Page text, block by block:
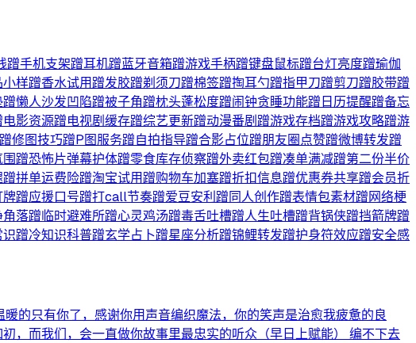
手机支架蹭耳机蹭蓝牙音箱蹭游戏手柄蹭键盘鼠标蹭台灯亮度蹭瑜伽
样蹭香水试用蹭发胶蹭剃须刀蹭棉签蹭掏耳勺蹭指甲刀蹭剪刀蹭胶带蹭
懒人沙发凹陷蹭被子角蹭枕头蓬松度蹭闹钟贪睡功能蹭日历提醒蹭备忘
影资源蹭电视剧缓存蹭综艺更新蹭动漫番剧蹭游戏存档蹭游戏攻略蹭游
图技巧蹭P图服务蹭自拍指导蹭合影占位蹭朋友圈点赞蹭微博转发蹭
蹭恐怖片弹幕护体蹭零食库存侦察蹭外卖红包蹭凑单满减蹭第二份半价
拼单运费险蹭淘宝试用蹭购物车加塞蹭折扣信息蹭优惠券共享蹭会员折
蹭应援口号蹭打call节奏蹭爱豆安利蹭同人创作蹭表情包素材蹭网络梗
落蹭临时避难所蹭心灵鸡汤蹭毒舌吐槽蹭人生吐槽蹭背锅侠蹭挡箭牌蹭
蹭冷知识科普蹭玄学占卜蹭星座分析蹭锦鲤转发蹭护身符效应蹭安全感
只有你了，感谢你用声音编织魔法，你的笑声是治愈我疲惫的良
，而我们，会一直做你故事里最忠实的听众（早日上赋能） 编不下去